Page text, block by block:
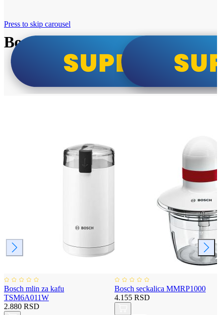
Bosch super cene
Press to skip carousel
Bosch mlin za kafu
TSM6A011W
2.880 RSD
Bosch seckalica MMRP1000
4.155 RSD